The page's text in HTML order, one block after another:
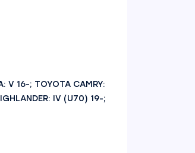
V 16-; TOYOTA CAMRY:
IV (U70) 19-;